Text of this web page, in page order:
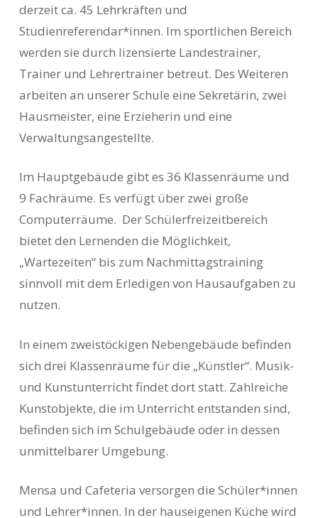
derzeit ca. 45 Lehrkräften und
Studienreferendar*innen. Im sportlichen Bereich
werden sie durch lizensierte Landestrainer,
Trainer und Lehrertrainer betreut. Des Weiteren
arbeiten an unserer Schule eine Sekretärin, zwei
Hausmeister, eine Erzieherin und eine
Verwaltungsangestellte.
Im Hauptgebäude gibt es 36 Klassenräume und
9 Fachräume. Es verfügt über zwei große
Computerräume. Der Schülerfreizeitbereich
bietet den Lernenden die Möglichkeit,
„Wartezeiten“ bis zum Nachmittagstraining
sinnvoll mit dem Erledigen von Hausaufgaben zu
nutzen.
In einem zweistöckigen Nebengebäude befinden
sich drei Klassenräume für die „Künstler“. Musik-
und Kunstunterricht findet dort statt. Zahlreiche
Kunstobjekte, die im Unterricht entstanden sind,
befinden sich im Schulgebäude oder in dessen
unmittelbarer Umgebung.
Mensa und Cafeteria versorgen die Schüler*innen
und Lehrer*innen. In der hauseigenen Küche wird